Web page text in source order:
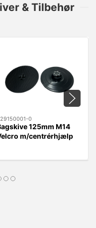
& Tilbehør
0
125mm M14
m/centrérhjælp